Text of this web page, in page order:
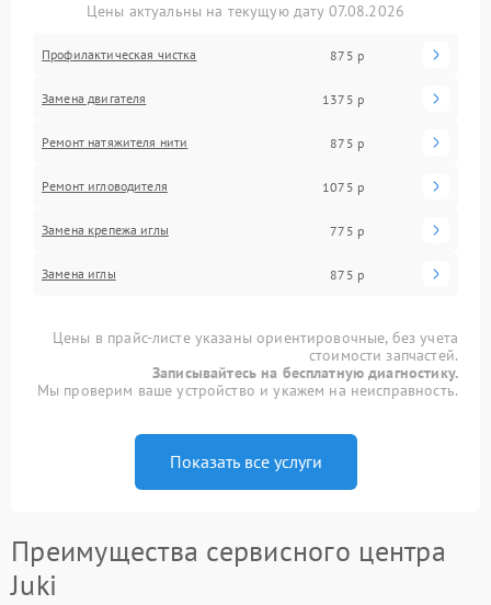
Цены актуальны на текущую дату 07.08.2026
Профилактическая чистка 875 р
Замена двигателя 1375 р
Ремонт натяжителя нити 875 р
Ремонт игловодителя 1075 р
Замена крепежа иглы 775 р
Замена иглы 875 р
Цены в прайс-листе указаны ориентировочные, без учета
стоимости запчастей.
Записывайтесь на бесплатную диагностику.
Мы проверим ваше устройство и укажем на неисправность.
Показать все услуги
Преимущества сервисного центра
Juki